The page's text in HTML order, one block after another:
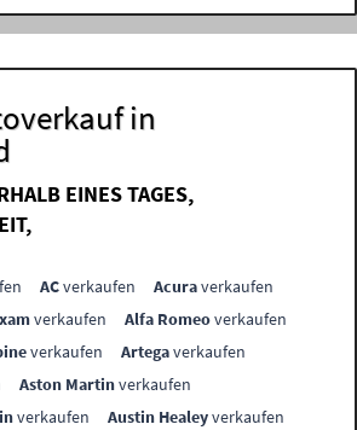
in
EINES TAGES,
ACverkaufen Acuraverkaufen
verkaufen Alfa Romeoverkaufen
verkaufen Artegaverkaufen
Aston Martinverkaufen
verkaufen Austin Healeyverkaufen